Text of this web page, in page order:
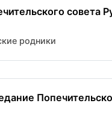
совета
родники